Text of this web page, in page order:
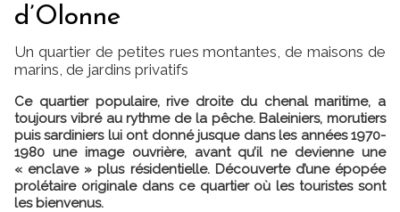
d’Olonne
Un quartier de petites rues montantes, de maisons de
marins, de jardins privatifs
Ce quartier populaire, rive droite du chenal maritime, a
toujours vibré au rythme de la pêche. Baleiniers, morutiers
puis sardiniers lui ont donné jusque dans les années 1970-
1980 une image ouvrière, avant qu’il ne devienne une
« enclave » plus résidentielle. Découverte d’une épopée
prolétaire originale dans ce quartier où les touristes sont
les bienvenus.